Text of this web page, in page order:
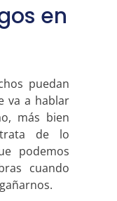
en
puedan
va a hablar
más bien
de lo
podemos
cuando